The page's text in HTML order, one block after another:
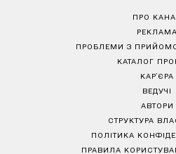
ПРО
РЕКЛАМА
ПРОБЛЕМИ З
КАТАЛОГ
КАР’ЄРА
ВЕДУЧІ
АВТОРИ
СТРУКТУРА
ПОЛІТИКА
ПРАВИЛА